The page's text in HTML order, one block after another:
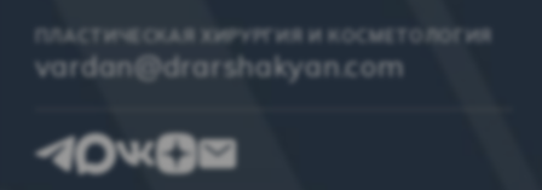
vardan@drarshakyan.com
ПЛАСТИЧЕСКАЯ ХИРУРГИЯ И КОСМЕТОЛОГИЯ